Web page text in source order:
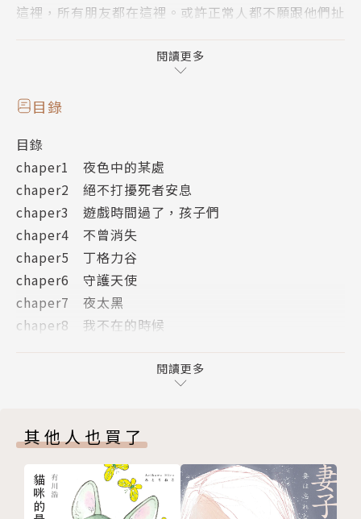
這裡，所有朋友都在這裡。或許正常人都不願跟他們扯
我知道我是唯一能夠阻止母親的人。麻煩的是，依照流
傳在夜城中的預言所示，不管我採取什麼行動，最後都
■夜城系列，每冊故事獨立。已有好萊塢編劇與派拉蒙
洽談電影版權事宜。
作者簡介
賽門．葛林（Simon R. Green）
賽門．葛林（Simon R. Green）的發跡過程相當傳
長篇屢屢碰壁，不過也因此累積了可觀的存稿。一九八
斯納的「俠盜王子羅賓漢」電影小說，搭著順風車狂銷
三十萬本，登上《紐約時報》排行榜，成為暢銷名家。
至今，葛林的作品已經在全球銷售超過兩百五十萬本，
翻譯成十餘國語言。
閱讀更多
目錄
目錄
chaper1 夜色中的某處
chaper2 絕不打擾死者安息
chaper3 遊戲時間過了，孩子們
chaper4 不曾消失
chaper5 丁格力谷
chaper6 守護天使
chaper7 夜太黑
chaper8 我不在的時候
chaper10 復仇的契機
chaper13 母愛
chaper14 為愛付出的犧牲
尾聲
版權頁
閱讀更多
其他人也買了